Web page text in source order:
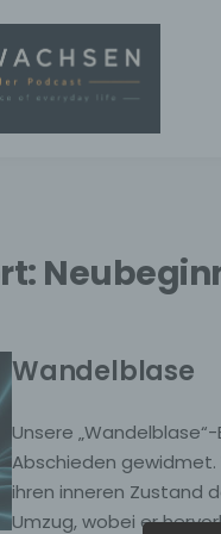
Wandelblase
Unsere
Abschieden gewidmet.
ihren inneren Zustand
Umzug, wobei er